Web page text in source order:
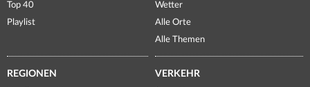
Top 40
Playlist
Wetter
Alle Orte
Alle Themen
REGIONEN VERKEHR